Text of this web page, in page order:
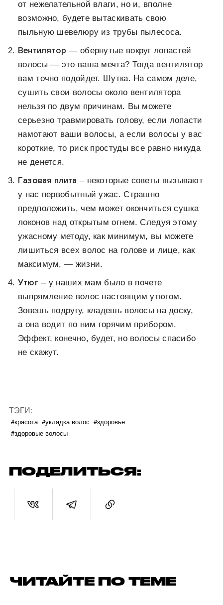
от нежелательной влаги, но и, вполне
возможно, будете вытаскивать свою
пыльную шевелюру из трубы пылесоса.
Вентилятор — обернутые вокруг лопастей
волосы — это ваша мечта? Тогда вентилятор
вам точно подойдет. Шутка. На самом деле,
сушить свои волосы около вентилятора
нельзя по двум причинам. Вы можете
серьезно травмировать голову, если лопасти
намотают ваши волосы, а если волосы у вас
короткие, то риск простуды все равно никуда
не денется.
Газовая плита –некоторые советы вызывают
у нас первобытный ужас. Страшно
предположить, чем может окончиться сушка
локонов над открытым огнем. Следуя этому
ужасному методу, как минимум, вы можете
лишиться всех волос на голове и лице, как
максимум, — жизни.
Утюг –у наших мам было в почете
выпрямление волос настоящим утюгом.
Зовешь подругу, кладешь волосы на доску,
а она водит по ним горячим прибором.
Эффект, конечно, будет, но волосы спасибо
не скажут.
ТЭГИ:
#красота #укладка волос #здоровье
#здоровые волосы
ПОДЕЛИТЬСЯ:
ЧИТАЙТЕ ПО ТЕМЕ